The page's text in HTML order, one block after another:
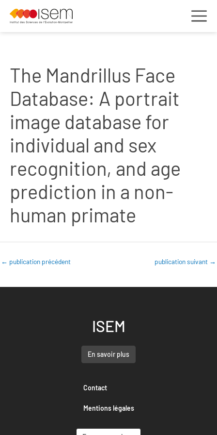
The Mandrillus Face
Database: A portrait
image database for
individual and sex
recognition, and age
prediction in a non-
human primate
← publication précédent publication suivant →
ISEM
En savoir plus
Contact
Mentions légales